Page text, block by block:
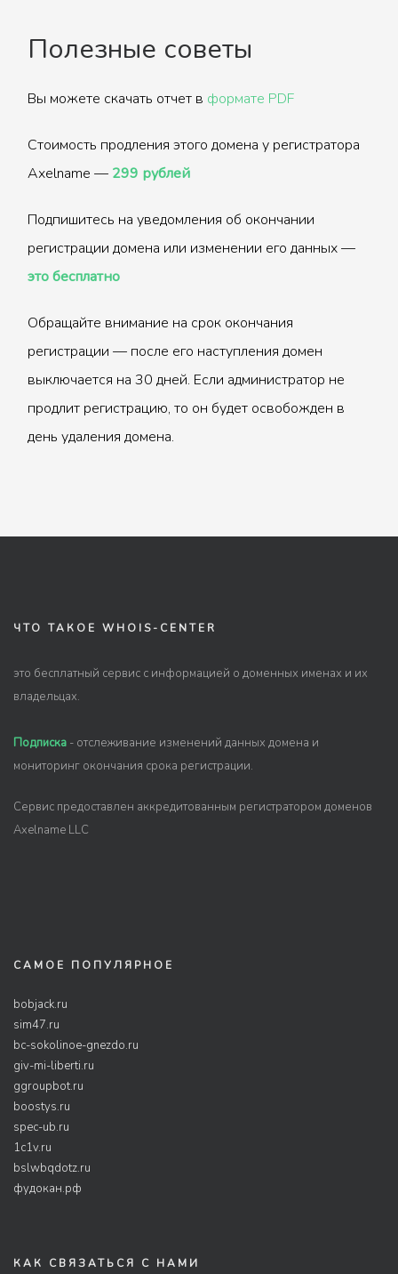
Полезные советы
Вы можете скачать отчет в формате PDF
Стоимость продления этого домена у регистратора
Axelname — 299 рублей
Подпишитесь на уведомления об окончании
регистрации домена или изменении его данных —
это бесплатно
Обращайте внимание на срок окончания
регистрации — после его наступления домен
выключается на 30 дней. Если администратор не
продлит регистрацию, то он будет освобожден в
день удаления домена.
ЧТО ТАКОЕ WHOIS-CENTER
это бесплатный сервис с информацией о доменных именах и их
владельцах.
Подписка - отслеживание изменений данных домена и
мониторинг окончания срока регистрации.
Сервис предоставлен аккредитованным регистратором доменов
Axelname LLC
САМОЕ ПОПУЛЯРНОЕ
bobjack.ru
sim47.ru
bc-sokolinoe-gnezdo.ru
giv-mi-liberti.ru
ggroupbot.ru
boostys.ru
spec-ub.ru
1c1v.ru
bslwbqdotz.ru
фудокан.рф
КАК СВЯЗАТЬСЯ С НАМИ